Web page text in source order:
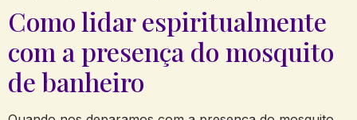
Como lidar espiritualmente
com a presença do mosquito
de banheiro